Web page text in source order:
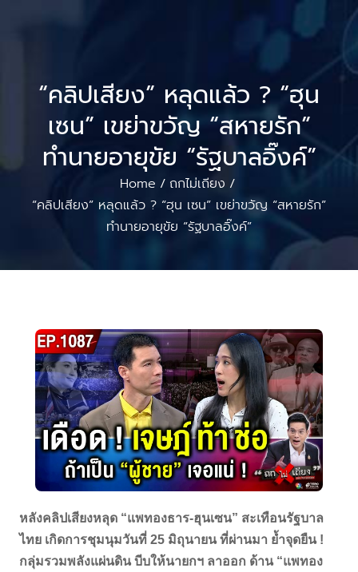
“คลิปเสียง” หลุดแล้ว ? “ฮุน
เซน” เขย่าขวัญ “สหายรัก”
ทำนายอายุขัย “รัฐบาลอิ๊งค์”
Home / ถกไม่เถียง /
“คลิปเสียง” หลุดแล้ว ? “ฮุน เซน” เขย่าขวัญ “สหายรัก”
ทำนายอายุขัย “รัฐบาลอิ๊งค์”
หลังคลิปเสียงหลุด “แพทองธาร-ฮุนเซน” สะเทือนรัฐบาล
ไทย เกิดการชุมนุมวันที่ 25 มิถุนายน ที่ผ่านมา ย้ำจุดยืน !
กลุ่มรวมพลังแผ่นดิน บีบให้นายกฯ ลาออก ด้าน “แพทอง